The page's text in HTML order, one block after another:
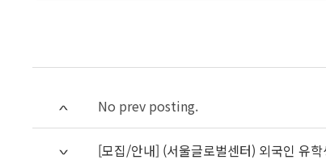
No prev posting.
[모집/안내] (서울글로벌센터) 외국인 유